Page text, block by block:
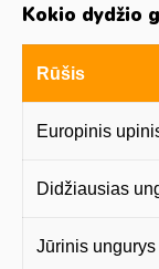
Kokio dydžio
Rūšis
Europinis
Didžiausias
Jūrinis ungurys